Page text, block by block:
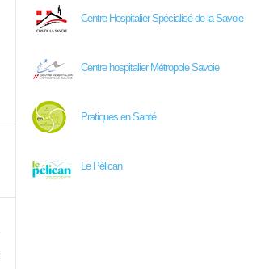
Centre Hospitalier Spécialisé de la Savoie
Centre hospitalier Métropole Savoie
Pratiques en Santé
Le Pélican